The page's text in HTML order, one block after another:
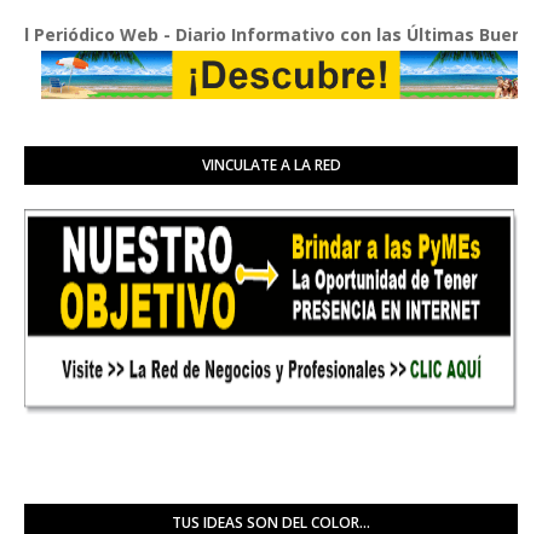
Web - Diario Informativo con las Últimas Buenas
VINCULATE A LA RED
TUS IDEAS SON DEL COLOR...